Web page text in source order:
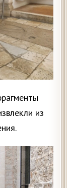
из